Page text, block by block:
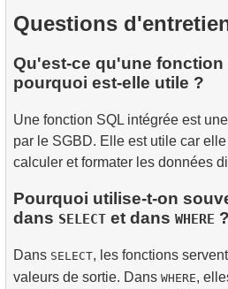
Questions
Qu'est-ce qu'une fonction
pourquoi est-elle utile ?
Une fonction SQL intégrée est
par le SGBD. Elle est utile car
calculer et formater les données
Pourquoi utilise-t-on
dans SELECT et dans WHERE ?
Dans SELECT, les fonctions
valeurs de sortie. Dans WHERE,